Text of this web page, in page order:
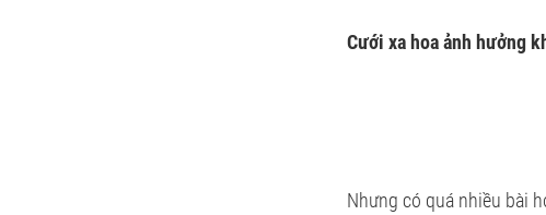
Cưới xa hoa ảnh hưởng
Nhưng có quá nhiều bài